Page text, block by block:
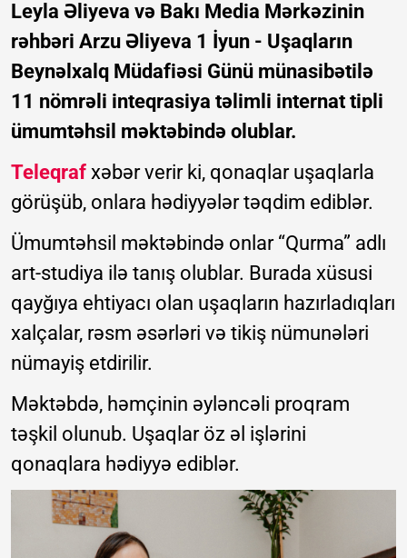
Leyla Əliyeva və Bakı Media Mərkəzinin
rəhbəri Arzu Əliyeva 1 İyun - Uşaqların
Beynəlxalq Müdafiəsi Günü münasibətilə
11 nömrəli inteqrasiya təlimli internat tipli
ümumtəhsil məktəbində olublar.
Teleqraf xəbər verir ki, qonaqlar uşaqlarla
görüşüb, onlara hədiyyələr təqdim ediblər.
Ümumtəhsil məktəbində onlar “Qurma” adlı
art-studiya ilə tanış olublar. Burada xüsusi
qayğıya ehtiyacı olan uşaqların hazırladıqları
xalçalar, rəsm əsərləri və tikiş nümunələri
nümayiş etdirilir.
Məktəbdə, həmçinin əyləncəli proqram
təşkil olunub. Uşaqlar öz əl işlərini
qonaqlara hədiyyə ediblər.